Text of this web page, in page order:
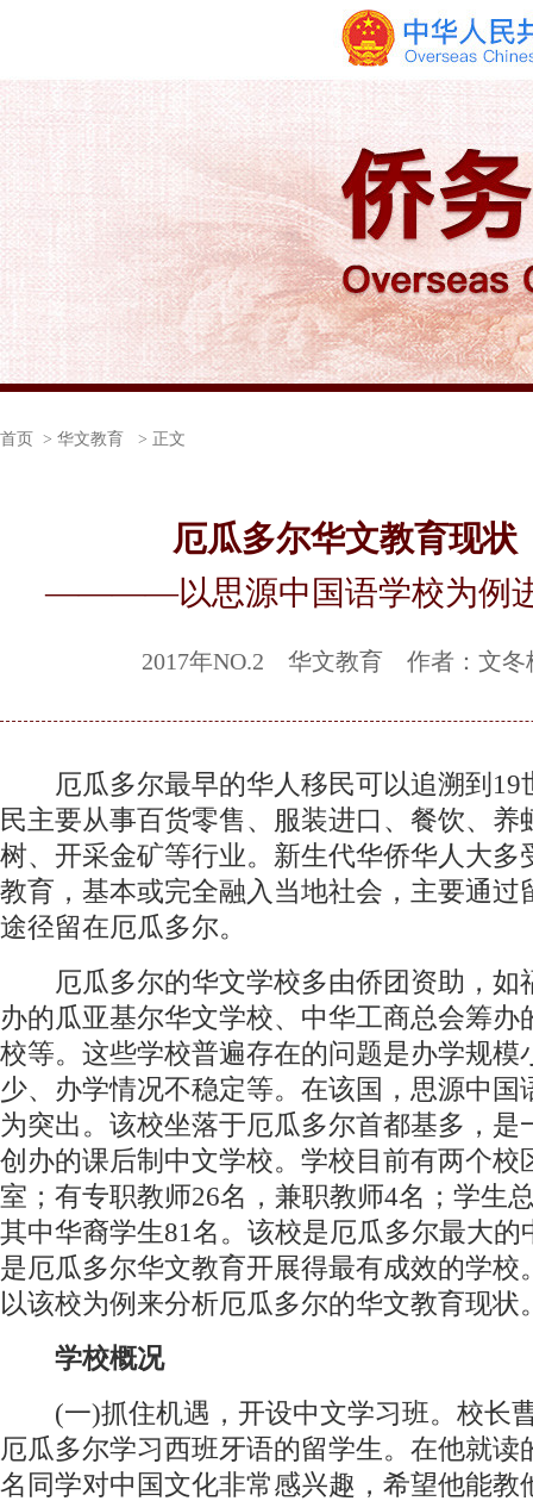
首页 > 华文教育 > 正文
厄瓜多尔华文教育现状
————以思源中国语学校为例
2017年NO.2 华文教育 作者：文冬
厄瓜多尔最早的华人移民可以追溯到19
民主要从事百货零售、服装进口、餐饮、养
树、开采金矿等行业。新生代华侨华人大多
教育，基本或完全融入当地社会，主要通过
途径留在厄瓜多尔。
厄瓜多尔的华文学校多由侨团资助，如
办的瓜亚基尔华文学校、中华工商总会筹办
校等。这些学校普遍存在的问题是办学规模
少、办学情况不稳定等。在该国，思源中国
为突出。该校坐落于厄瓜多尔首都基多，是
创办的课后制中文学校。学校目前有两个校
室；有专职教师26名，兼职教师4名；学生
其中华裔学生81名。该校是厄瓜多尔最大的
是厄瓜多尔华文教育开展得最有成效的学校
以该校为例来分析厄瓜多尔的华文教育现状
学校概况
(一)抓住机遇，开设中文学习班。校长
厄瓜多尔学习西班牙语的留学生。在他就读
名同学对中国文化非常感兴趣，希望他能教